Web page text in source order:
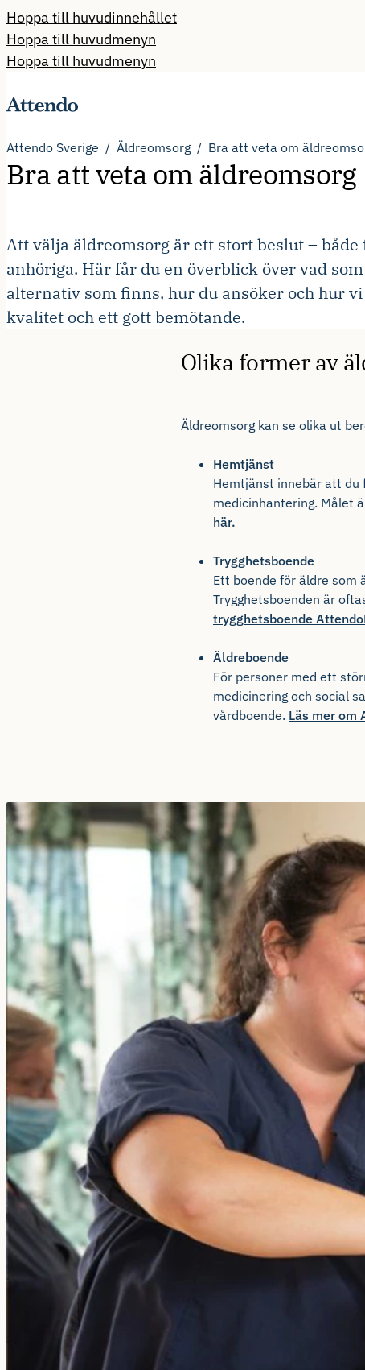
Hoppa till huvudinnehållet
Hoppa till huvudmenyn
Hoppa till huvudmenyn
Attendo Sverige Äldreomsorg Bra att veta om
Bra att veta om äldreomsorg
Att välja äldreomsorg är ett stort beslut –
anhöriga. Här får du en överblick över vad
alternativ som finns, hur du ansöker och hur
kvalitet och ett gott bemötande.
Olika former av
Äldreomsorg kan se olika ut
Hemtjänst
Hemtjänst innebär att du
medicinhantering. Målet
här.
Trygghetsboende
Ett boende för äldre som
Trygghetsboenden är
trygghetsboende
Äldreboende
För personer med ett
medicinering och social
vårdboende. Läs mer om